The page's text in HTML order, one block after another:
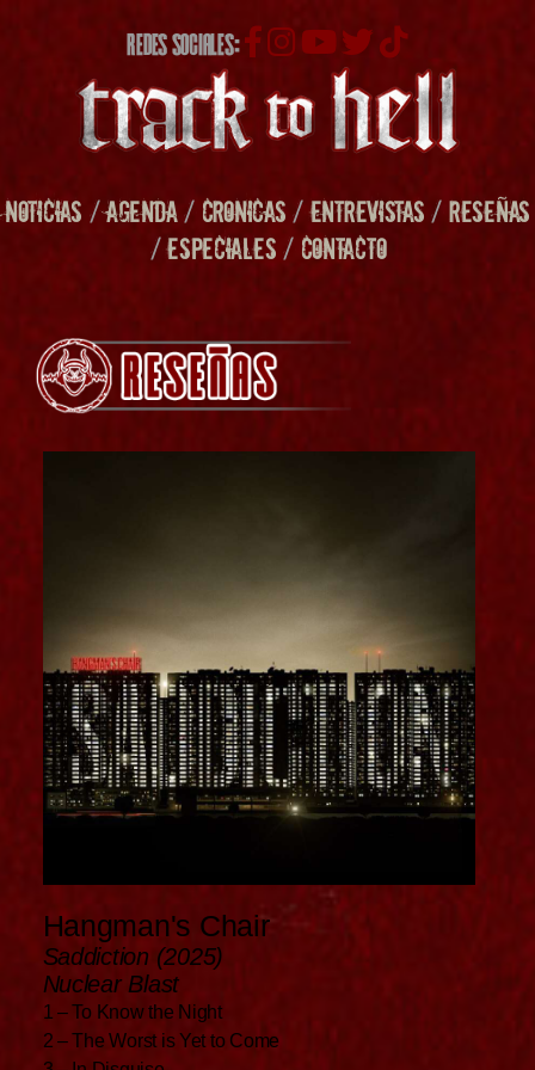
REDES SOCIALES:
NOTICIAS /AGENDA/ CRONICAS/ENTREVISTAS/RESEÑAS
/ESPECIALES/ CONTACTO
Hangman's Chair
Saddiction (2025)
Nuclear Blast
1 – To Know the Night
2 – The Worst is Yet to Come